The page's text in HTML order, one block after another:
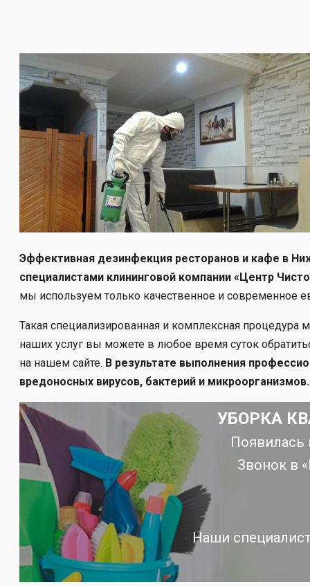
Эффективная дезинфекция ресторанов и кафе в
специалистами клининговой компании «Центр
мы используем только качественное и современное
Такая специализированная и комплексная процедура
наших услуг вы можете в любое время суток
на нашем сайте. В результате выполнения
вредоносных вирусов, бактерий и микроорганизмов.
УБОРКА
Появилась
Звонок в
Наши